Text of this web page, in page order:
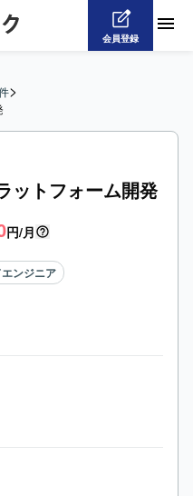
会員登録
>
ットフォーム開発
円/月
ンジニア